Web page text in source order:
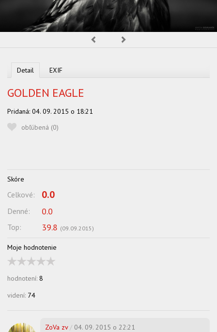
POPULÁRNE DNES
OBĽUBENÍ AUTORI
KALENDÁR AKCIÍ
Detail EXIF
GOLDEN EAGLE
Pridaná: 04. 09. 2015 o 18:21
obľúbená (0)
Skóre
Celkové: 0.0
Denné: 0.0
Top: 39.8 (09.09.2015)
Moje hodnotenie
hodnotení: 8
videní: 74
ZoVa zv/ 04. 09. 2015 o 22:21